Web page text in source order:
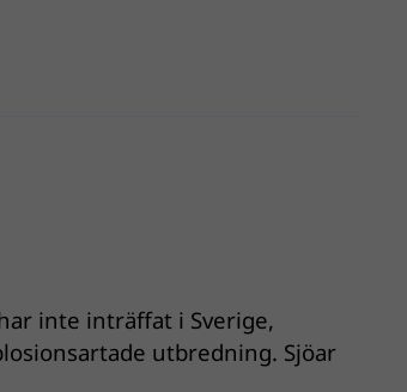
inte inträffat i Sverige,
utbredning. Sjöar